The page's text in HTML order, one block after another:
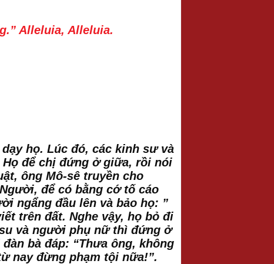
Alleluia, Alleluia.
họ. Lúc đó, các kinh sư và
để chị đứng ở giữa, rồi nói
ông Mô-sê truyền cho
để có bằng cớ tố cáo
ngẩng đầu lên và bảo họ: ”
trên đất. Nghe vậy, họ bỏ đi
và người phụ nữ thì đứng ở
bà đáp: “Thưa ông, không
nay đừng phạm tội nữa!”.